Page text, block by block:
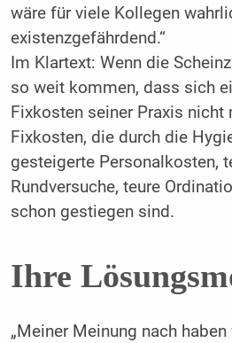
wäre für viele Kollegen
existenzgefährdend.“
Im Klartext: Wenn die
so weit kommen, dass sich
Fixkosten seiner Praxis nicht
Fixkosten, die durch die
gesteigerte Personalkosten,
Rundversuche, teure
schon gestiegen sind.
Ihre
„Meiner Meinung nach